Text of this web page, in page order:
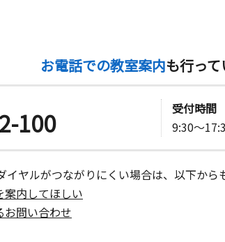
日
ハイツ
お電話での教室案内も行っ
100
受付時間
9:30～
イヤルがつながりにくい場合は、以下から
案内してほしい
お問い合わせ